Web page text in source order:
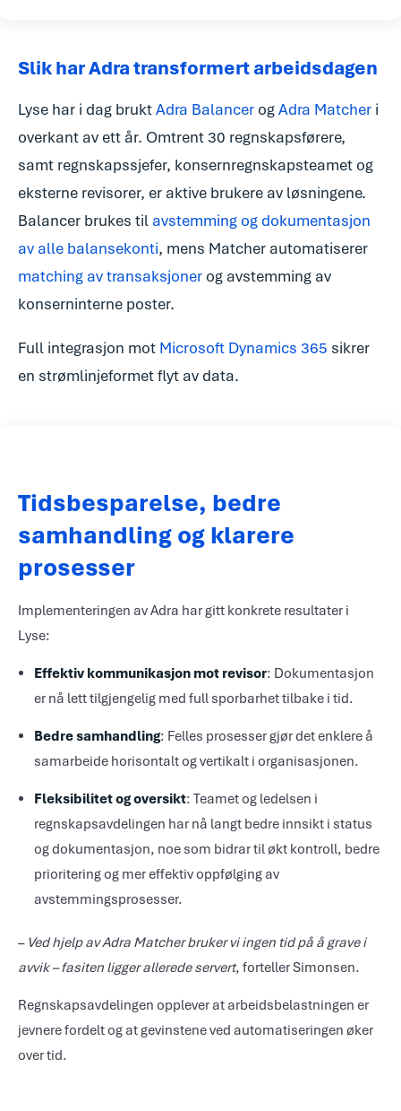
Slik har Adra transformert arbeidsdagen
Lyse har i dag bruktAdra Balancer ogAdra Matcher i
overkant av ett år. Omtrent 30 regnskapsførere,
samt regnskapssjefer, konsernregnskapsteamet og
eksterne revisorer, er aktive brukere av løsningene.
Balancer brukes til avstemming og dokumentasjon
av alle balansekonti, mens Matcher automatiserer
matching av transaksjoner og avstemming av
konserninterne poster.
Full integrasjon mot Microsoft Dynamics 365 sikrer
en strømlinjeformet flyt av data.
Tidsbesparelse, bedre
samhandling og klarere
prosesser
Implementeringen av Adra har gitt konkrete resultater i
Lyse:
Effektiv kommunikasjon mot revisor: Dokumentasjon
er nå lett tilgjengelig med full sporbarhet tilbake i tid.
Bedre samhandling: Felles prosesser gjør det enklere å
samarbeide horisontalt og vertikalt i organisasjonen.
Fleksibilitet og oversikt: Teamet og ledelsen i
regnskapsavdelingen har nå langt bedre innsikt i status
og dokumentasjon, noe som bidrar til økt kontroll, bedre
prioritering og mer effektiv oppfølging av
avstemmingsprosesser.
– Ved hjelp av Adra Matcher bruker vi ingen tid på å grave i
avvik – fasiten ligger allerede servert, forteller Simonsen.
Regnskapsavdelingen opplever at arbeidsbelastningen er
jevnere fordelt og at gevinstene ved automatiseringen øker
over tid.